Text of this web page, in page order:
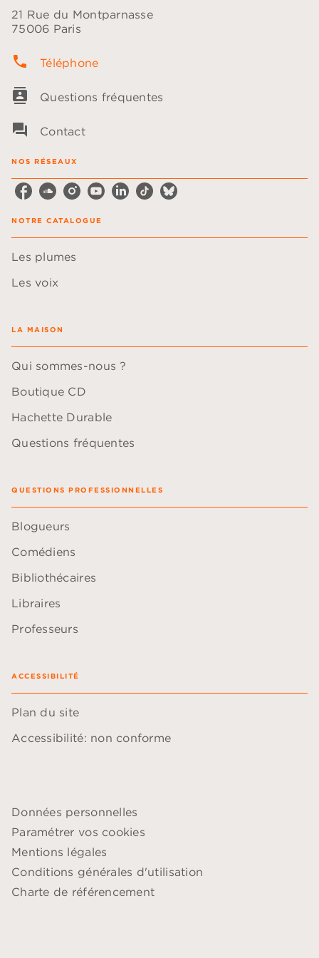
21 Rue du Montparnasse
75006 Paris
phone Téléphone
contacts Questions fréquentes
question_answer Contact
NOS RÉSEAUX
NOTRE CATALOGUE
Les plumes
Les voix
LA MAISON
Qui sommes-nous ?
Boutique CD
Hachette Durable
Questions fréquentes
QUESTIONS PROFESSIONNELLES
Blogueurs
Comédiens
Bibliothécaires
Libraires
Professeurs
ACCESSIBILITÉ
Plan du site
Accessibilité: non conforme
Données personnelles
Paramétrer vos cookies
Mentions légales
Conditions générales d'utilisation
Charte de référencement